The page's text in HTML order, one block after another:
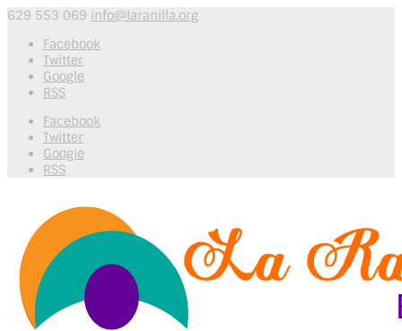
629 553 069 info@laranilla.org
Facebook
Twitter
Google
RSS
Facebook
Twitter
Google
RSS